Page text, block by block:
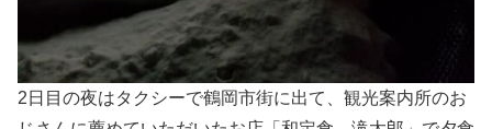
2日目の夜はタクシーで鶴岡市街に出て、観光案内所のお